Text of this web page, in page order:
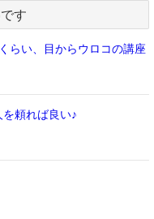
す
らい、目からウロコの講座
頼れば良い♪